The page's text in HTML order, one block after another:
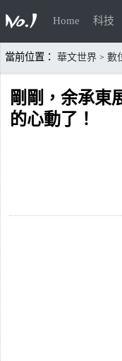
Home 科技
當前位置： 華文世界 > 數
剛剛，余承東
的心動了！